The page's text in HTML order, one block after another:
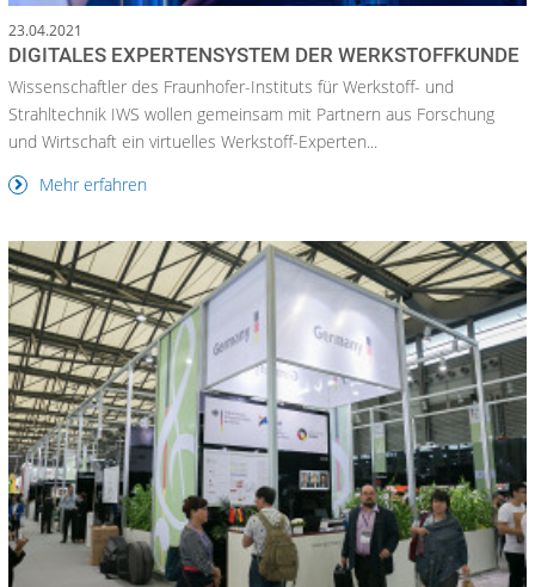
23.04.2021
DIGITALES EXPERTENSYSTEM DER WERKSTOFFKUNDE
Wissenschaftler des Fraunhofer-Instituts für Werkstoff- und
Strahltechnik IWS wollen gemeinsam mit Partnern aus Forschung
und Wirtschaft ein virtuelles Werkstoff-Experten...
Mehr erfahren